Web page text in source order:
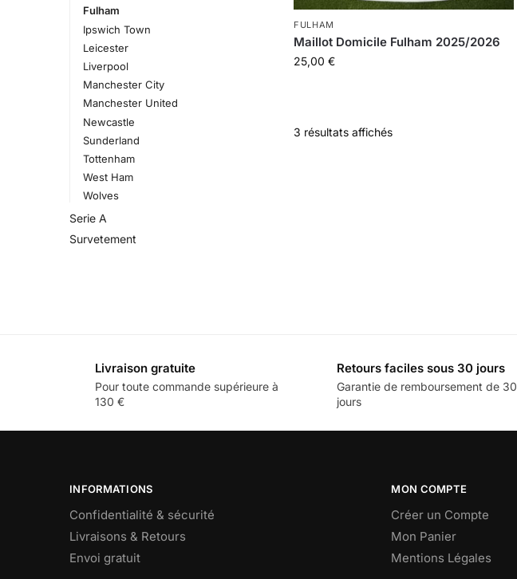
FULHAM
Maillot Domicile Fulham 2025/2026
25,00 €
3 résultats affichés
Fulham
Ipswich Town
Leicester
Liverpool
Manchester City
Manchester United
Newcastle
Sunderland
Tottenham
West Ham
Wolves
Serie A
Survetement
Livraison gratuite
Pour toute commande supérieure à
130 €
Retours faciles sous 30 jours
Garantie de remboursement de 30
jours
INFORMATIONS
Confidentialité & sécurité
Livraisons & Retours
Envoi gratuit
MON COMPTE
Créer un Compte
Mon Panier
Mentions Légales